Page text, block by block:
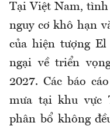
Tại Việt Nam,
nguy cơ khô hạn
của hiện tượng
ngại về triển
2027. Các báo
mưa tại khu vực
phân bổ không